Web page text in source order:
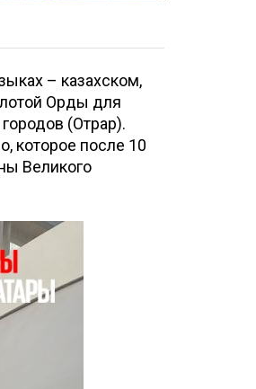
– казахском,
Орды для
(Отрар).
которое после 10
Великого